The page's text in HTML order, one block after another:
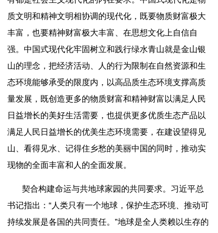
质文明和精神文明相协调的现代化，既要物质财富极大
丰富，也要精神财富极大丰富、在思想文化上自信自
强。中国式现代化牢固树立和践行绿水青山就是金山银
山的理念，把经济活动、人的行为限制在自然资源和生
态环境能够承受的限度内，以高品质生态环境支撑高质
量发展，既创造更多的物质财富和精神财富以满足人民
日益增长的美好生活需要，也提供更多优质生态产品以
满足人民日益增长的优美生态环境需要，在建设望得见
山、看得见水、记得住乡愁的美丽中国的同时，推动实
现物的全面丰富和人的全面发展。
契合构建命运与共地球家园的共同要求。习近平总
书记指出：“人类只有一个地球，保护生态环境、推动可
持续发展是各国的共同责任。”地球是全人类赖以生存的